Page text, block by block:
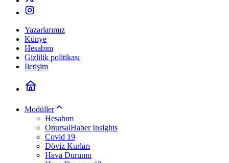
Yazarlarımız
Künye
Hesabım
Gizlilik politikası
İletişim
Modüller
Hesabım
OnursalHaber Insights
Covid 19
Döviz Kurları
Hava Durumu